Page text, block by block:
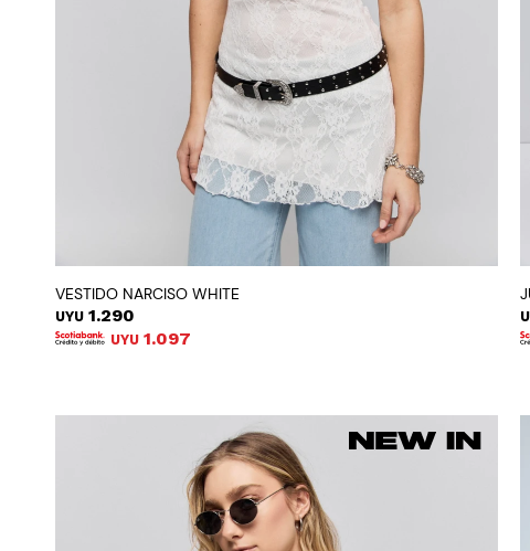
VESTIDO NARCISO WHITE
UYU 1.290
UYU 1.097